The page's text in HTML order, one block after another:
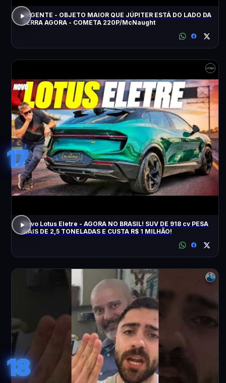
URGENTE - OBJETO MAIOR QUE JÚPITER ESTÁ DO LADO DA
TERRA AGORA - COMETA 220P/McNaught
17
Novo Lotus Eletre - AGORA NO BRASIL! SUV DE 918 cv PESA
MAIS DE 2,5 TONELADAS E CUSTA R$ 1 MILHÃO!
18